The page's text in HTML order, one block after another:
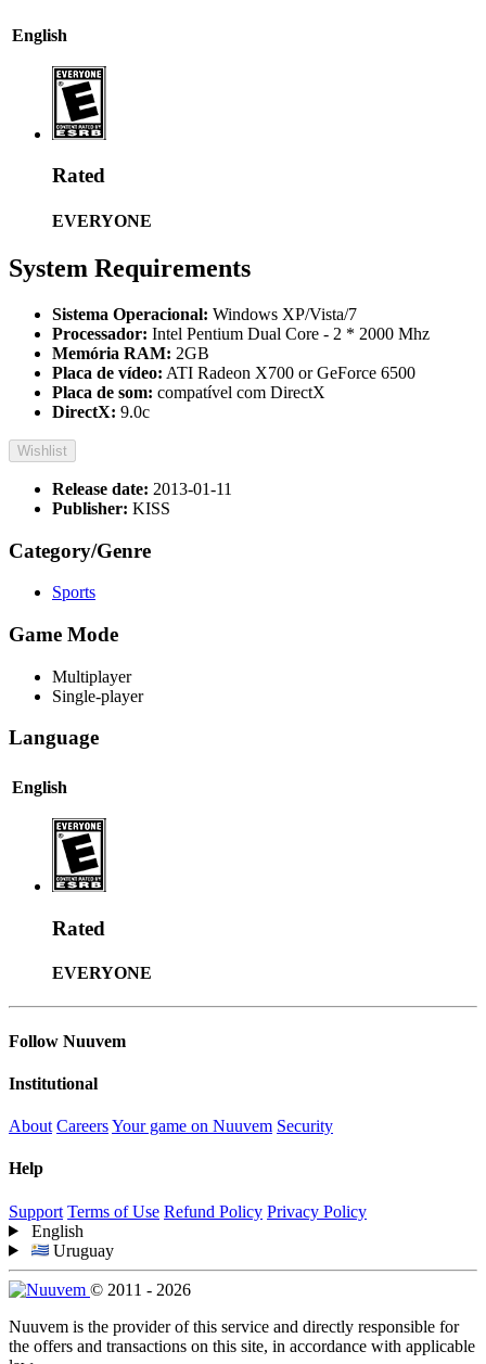
English
Rated
EVERYONE
System Requirements
Sistema Operacional: Windows XP/Vista/7
Processador: Intel Pentium Dual Core - 2 * 2000 Mhz
Memória RAM: 2GB
Placa de vídeo: ATI Radeon X700 or GeForce 6500
Placa de som: compatível com DirectX
DirectX: 9.0c
Wishlist
Release date: 2013-01-11
Publisher: KISS
Category/Genre
Sports
Game Mode
Multiplayer
Single-player
Language
English
Rated
EVERYONE
Follow Nuuvem
Institutional
About CareersYour game on Nuuvem Security
Help
Support Terms of Use Refund Policy Privacy Policy
English
Uruguay
© 2011 - 2026
Nuuvem is the provider of this service and directly responsible for
the offers and transactions on this site, in accordance with applicable